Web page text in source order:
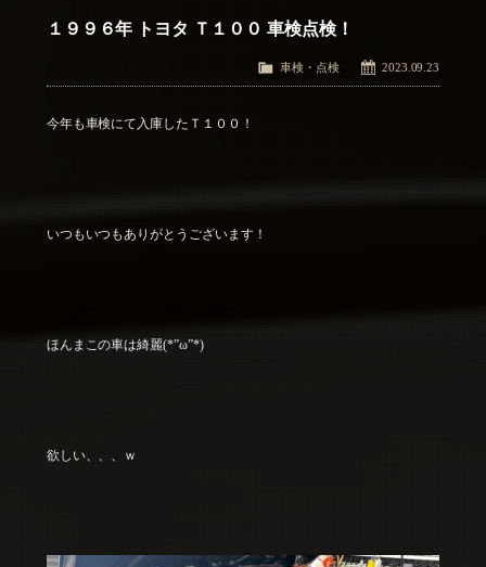
１９９６年 トヨタ Ｔ１００ 車検点検！
2023.09.23
車検・点検
今年も車検にて入庫したＴ１００！
いつもいつもありがとうございます！
ほんまこの車は綺麗(*”ω”*)
欲しい、、、ｗ